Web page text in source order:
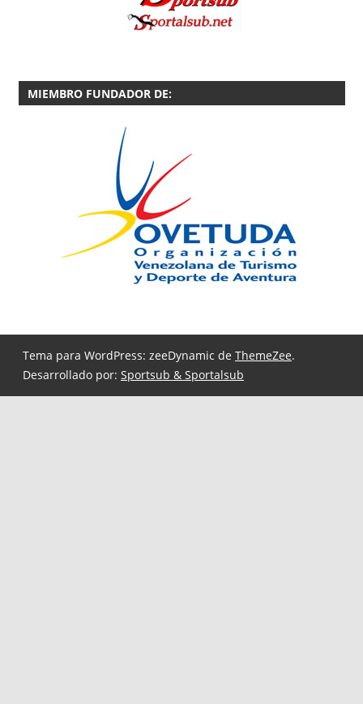
MIEMBRO FUNDADOR DE:
Tema para WordPress: zeeDynamic de ThemeZee.
Desarrollado por: Sportsub & Sportalsub